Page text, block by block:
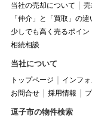
当社の売却について 売
「仲介」と「買取」の違
少しでも高く売るポイン
相続相談
当社について
トップページ インフ
お問合せ
採用情報
逗子市の物件検索